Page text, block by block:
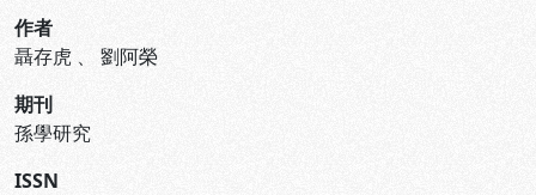
作者
聶存虎 、 劉阿榮
期刊
孫學研究
ISSN